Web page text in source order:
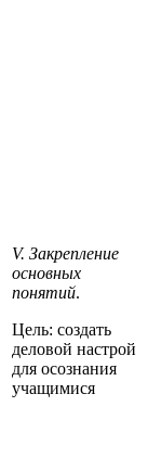
V. Закрепление
основных
понятий.
Цель: создать
деловой настрой
для осознания
учащимися